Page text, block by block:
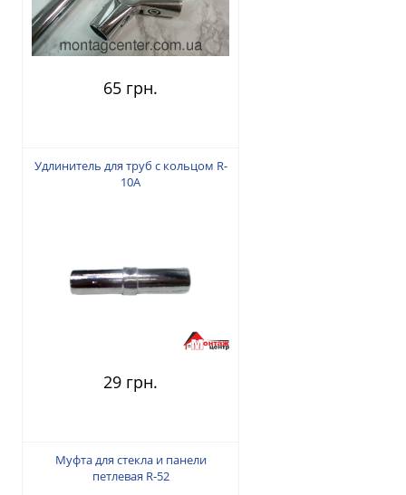
65 грн.
Удлинитель для труб с кольцом R-
10А
29 грн.
Муфта для стекла и панели
петлевая R-52